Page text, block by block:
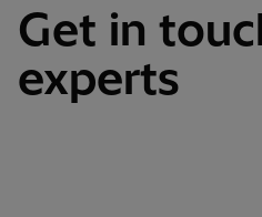
Get in
experts